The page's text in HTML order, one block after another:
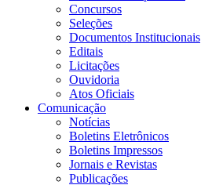
Concursos
Seleções
Documentos Institucionais
Editais
Licitações
Ouvidoria
Atos Oficiais
Comunicação
Notícias
Boletins Eletrônicos
Boletins Impressos
Jornais e Revistas
Publicações